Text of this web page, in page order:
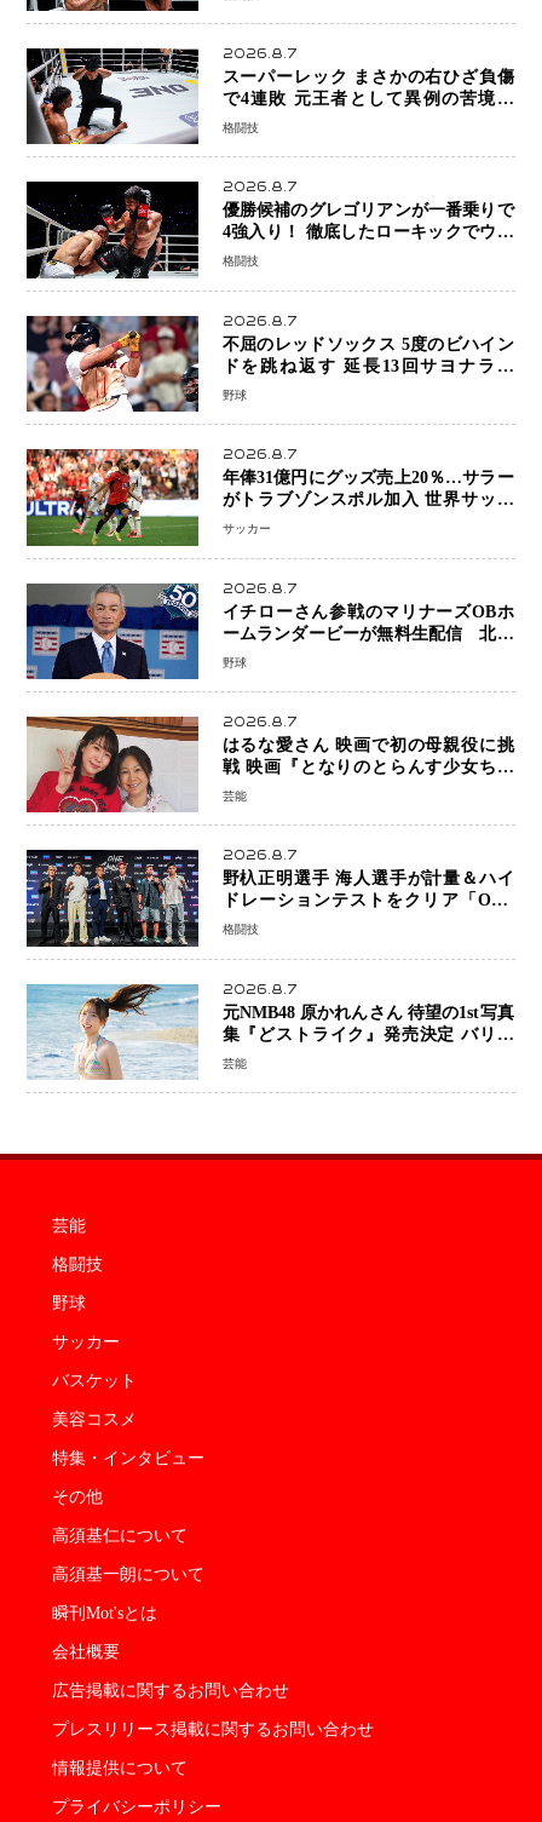
2026.8.7
スーパーレック まさかの右ひざ負傷
で4連敗 元王者として異例の苦境…
「アクシデント」でも消えない危険信
格闘技
2026.8.7
優勝候補のグレゴリアンが一番乗りで
4強入り！ 徹底したローキックでウス
ビャンを攻略、判定勝利
格闘技
2026.8.7
不屈のレッドソックス 5度のビハイン
ドを跳ね返す 延長13回サヨナラ勝
ち 吉田正尚選手も2安打1打点で貢献 4
野球
2026.8.7
年俸31億円にグッズ売上20％…サラー
がトラブゾンスポル加入 世界サッカ
ーは「五大リーグ一強」から新時代へ
サッカー
2026.8.7
イチローさん参戦のマリナーズOBホ
ームランダービーが無料生配信 北米
ならではの“魅せる興行”に世界が注目
野球
2026.8.7
はるな愛さん 映画で初の母親役に挑
戦 映画『となりのとらんす少女ちゃ
ん』11月7日公開 未来の自分との対話
芸能
2026.8.7
野杁正明選手 海人選手が計量＆ハイ
ドレーションテストをクリア「ONE
SAMURAI 2」決戦へ万全の準備整う
格闘技
2026.8.7
元NMB48 原かれんさん 待望の1st写真
集『どストライク』発売決定 バリで
魅せる25歳の新境地
芸能
芸能
格闘技
野球
サッカー
バスケット
美容コスメ
特集・インタビュー
その他
高須基仁について
高須基一朗について
瞬刊Mot'sとは
会社概要
広告掲載に関するお問い合わせ
プレスリリース掲載に関するお問い合わせ
情報提供について
プライバシーポリシー